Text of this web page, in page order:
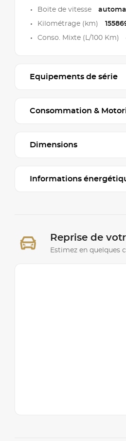
Boite de vitesse
Kilométrage (km)
Conso. Mixte (L/100 Km)
Equipements de série
Consommation &
Dimensions
Informations
Reprise de
Estimez en quelques